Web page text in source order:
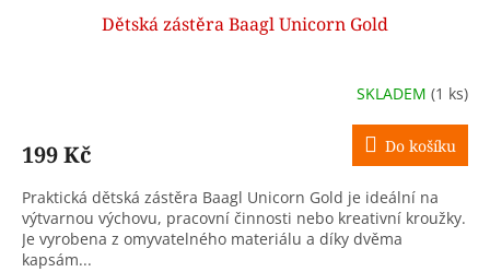
Dětská zástěra Baagl Unicorn Gold
SKLADEM (1 ks)
199 Kč Do košíku
Praktická dětská zástěra Baagl Unicorn Gold je ideální na
výtvarnou výchovu, pracovní činnosti nebo kreativní kroužky.
Je vyrobena z omyvatelného materiálu a díky dvěma
kapsám...